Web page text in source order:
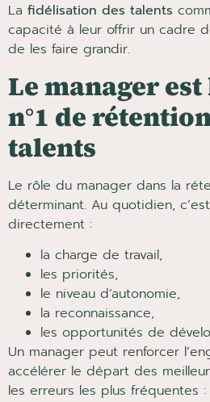
La fidélisation des talents
capacité à leur offrir un cadre
de les faire grandir.
Le manager
n°1 de
talents
Le rôle du manager dans la
déterminant. Au quotidien,
directement :
la charge de travail,
les priorités,
le niveau d’autonomie,
la reconnaissance,
les opportunités de
Un manager peut renforcer
accélérer le départ des
les erreurs les plus fréquentes :